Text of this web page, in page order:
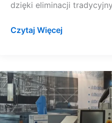
dzięki eliminacji
Czytaj Więcej
Dlaczego
warto
zaufać
serwisowi